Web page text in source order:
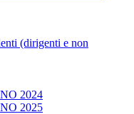
(dirigenti e non
2024
2025